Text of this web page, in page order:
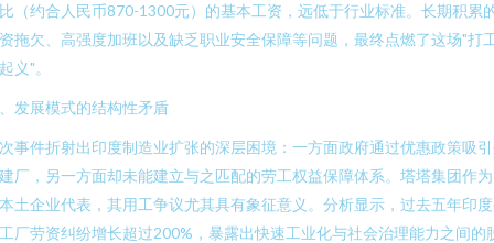
（约合人民币870-1300元）的基本工资，远低于行业标准。长期积累
拖欠、高强度加班以及缺乏职业安全保障等问题，最终点燃了这场"打
义"。
发展模式的结构性矛盾
事件折射出印度制造业扩张的深层困境：一方面政府通过优惠政策吸
厂，另一方面却未能建立与之匹配的劳工权益保障体系。塔塔集团作
土企业代表，其用工争议尤其具有象征意义。分析显示，过去五年印
厂劳资纠纷增长超过200%，暴露出快速工业化与社会治理能力之间的